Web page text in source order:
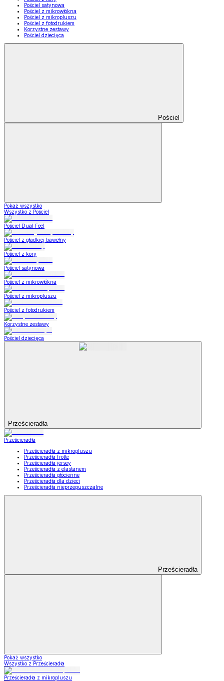
Pościel satynowa
Pościel z mikrowłókna
Pościel z mikropluszu
Pościel z fotodrukiem
Korzystne zestawy
Pościel dziecięca
Pościel
Pokaż wszystko
Wszystko z Pościel
Pościel Dual Feel
Pościel z gładkiej bawełny
Pościel z kory
Pościel satynowa
Pościel z mikrowłókna
Pościel z mikropluszu
Pościel z fotodrukiem
Korzystne zestawy
Pościel dziecięca
Prześcieradła
Prześcieradła
Prześcieradła z mikropluszu
Prześcieradła frotte
Prześcieradła jersey
Prześcieradła z elastanem
Prześcieradła płócienne
Prześcieradła dla dzieci
Prześcieradła nieprzepuszczalne
Prześcieradła
Pokaż wszystko
Wszystko z Prześcieradła
Prześcieradła z mikropluszu